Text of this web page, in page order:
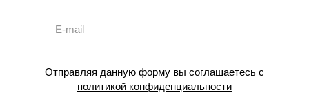
Отправляя данную форму вы соглашаетесь с
политикой конфиденциальности